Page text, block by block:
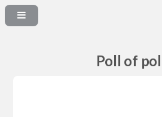
Poll of